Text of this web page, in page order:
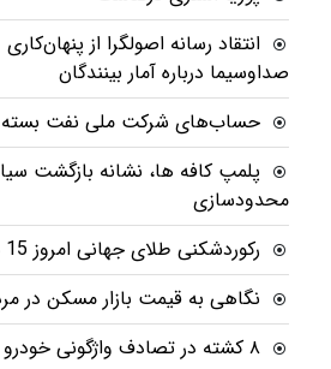
انتقاد رسانه اصولگرا از پنهان‌کاری
صداوسیما درباره آمار بینندگان
حساب‌های شرکت ملی نفت
پلمپ کافه ها، نشانه بازگشت
محدودسازی
رکوردشکنی طلای جهانی امروز 15 مرداد
نگاهی به قیمت بازار مسکن در
۸ کشته در تصادف واژگونی خودرو